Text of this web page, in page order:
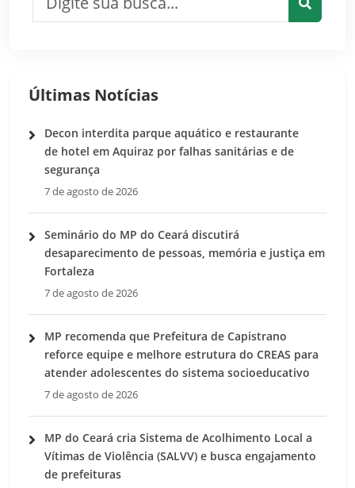
Últimas Notícias
Decon interdita parque aquático e restaurante
de hotel em Aquiraz por falhas sanitárias e de
segurança
7 de agosto de 2026
Seminário do MP do Ceará discutirá
desaparecimento de pessoas, memória e justiça em
Fortaleza
7 de agosto de 2026
MP recomenda que Prefeitura de Capistrano
reforce equipe e melhore estrutura do CREAS para
atender adolescentes do sistema socioeducativo
7 de agosto de 2026
MP do Ceará cria Sistema de Acolhimento Local a
Vítimas de Violência (SALVV) e busca engajamento
de prefeituras